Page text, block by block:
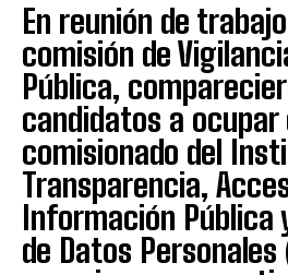
En reunión de
comisión de
Pública,
candidatos a
comisionado del
Transparencia,
Información Pública
de Datos Personales